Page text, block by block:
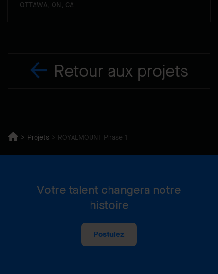
OTTAWA, ON, CA
Retour aux projets
Projets ROYALMOUNT Phase 1
Votre talent changera notre
histoire
Postulez